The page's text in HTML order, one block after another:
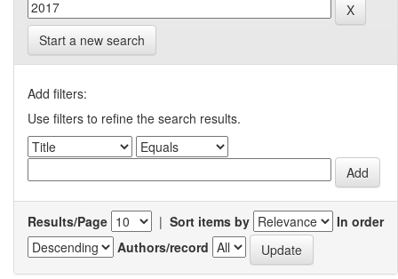
Start a new search
Add filters:
Use filters to refine the search results.
Results/Page | Sort items by
In order
Authors/record